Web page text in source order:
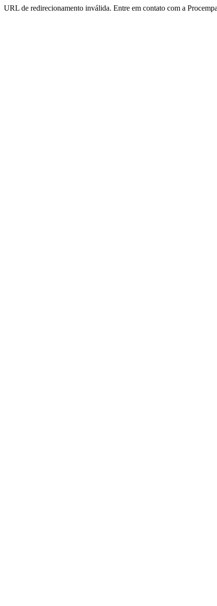
URL de redirecionamento inválida. Entre em contato com a